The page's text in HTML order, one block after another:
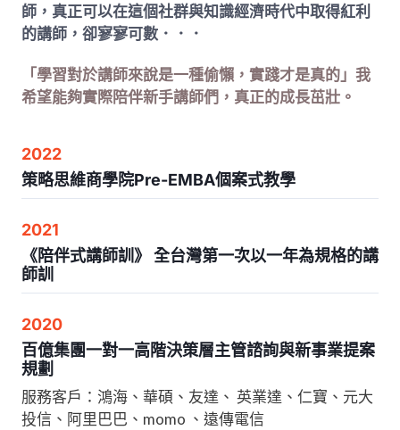
師，真正可以在這個社群與知識經濟時代中取得紅利
的講師，卻寥寥可數．．．
「學習對於講師來說是一種偷懶，實踐才是真的」我
希望能夠實際陪伴新手講師們，真正的成長茁壯。
2022
策略思維商學院Pre-EMBA個案式教學
2021
《陪伴式講師訓》 全台灣第一次以一年為規格的講
師訓
2020
百億集團一對一高階決策層主管諮詢與新事業提案
規劃
服務客戶：鴻海、華碩、友達、 英業達、仁寶、元大
投信、阿里巴巴、momo 、遠傳電信